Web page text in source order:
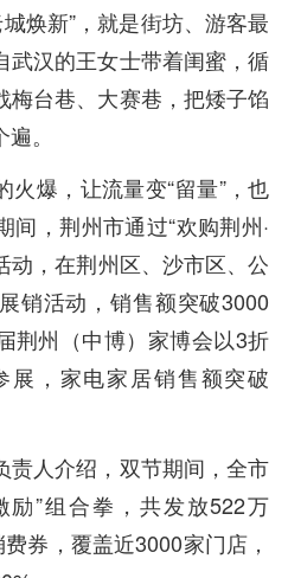
焕新”，就是街坊、游客最
武汉的王女士带着闺蜜，循
梅台巷、大赛巷，把矮子馅
。
火爆，让流量变“留量”，也
，荆州市通过“欢购荆州·
动，在荆州区、沙市区、公
销活动，销售额突破3000
荆州（中博）家博会以3折
展，家电家居销售额突破
责人介绍，双节期间，全市
”组合拳，共发放522万
券，覆盖近3000家门店，